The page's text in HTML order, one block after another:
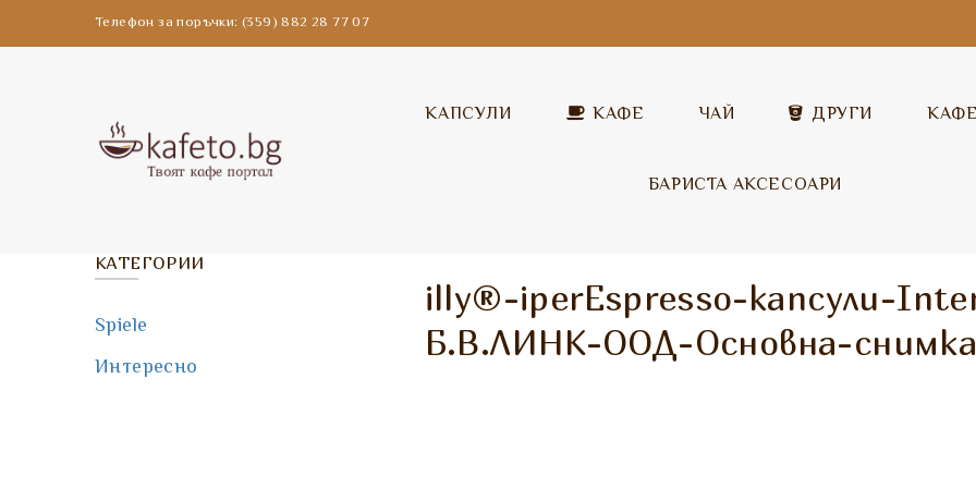
Телефон за поръчки: (359) 882 28 77 07
КАПСУЛИ КАФЕ
Garibaldi
Illy
Garibaldi
Pera
ЧАЙ ДРУГИ
Топъл шоколад
Млечни напитки
БАРИСТА АКСЕСОАРИ
illy®-iperEspresso-капсули-
Б.В.ЛИНК-ООД-Основна-
КАТЕГОРИИ
Spiele
Интересно